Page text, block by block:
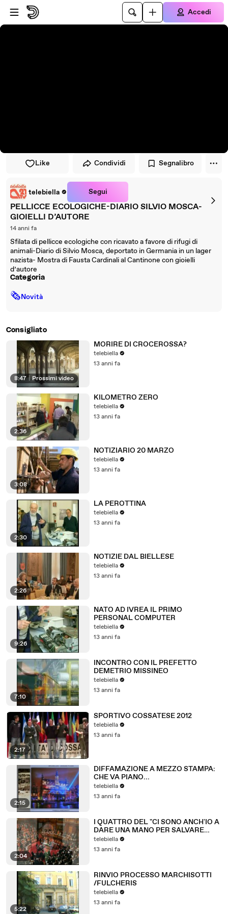
Vai al lettore
Passa al contenuto principale
Accedi
Like Condividi Segnalibro
telebiella Segui
PELLICCE ECOLOGICHE-DIARIO SILVIO MOSCA-
GIOIELLI D’AUTORE
14 anni fa
Sfilata di pellicce ecologiche con ricavato a favore di rifugi di
animali-Diario di Silvio Mosca, deportato in Germania in un lager
nazista- Mostra di Fausta Cardinali al Cantinone con gioielli
d’autore
Categoria
🗞Novità
Consigliato
8:47 | Prossimi video
MORIRE DI CROCEROSSA?
telebiella
13 anni fa
2:36
KILOMETRO ZERO
telebiella
13 anni fa
3:08
NOTIZIARIO 20 MARZO
telebiella
13 anni fa
2:30
LA PEROTTINA
telebiella
13 anni fa
2:26
NOTIZIE DAL BIELLESE
telebiella
13 anni fa
9:26
NATO AD IVREA IL PRIMO
PERSONAL COMPUTER
telebiella
13 anni fa
7:10
INCONTRO CON IL PREFETTO
DEMETRIO MISSINEO
telebiella
13 anni fa
2:17
SPORTIVO COSSATESE 2012
telebiella
13 anni fa
2:15
DIFFAMAZIONE A MEZZO STAMPA:
CHE VA PIANO...
telebiella
13 anni fa
2:04
I QUATTRO DEL "CI SONO ANCH'IO A
DARE UNA MANO PER SALVARE
L'ITALIA
telebiella
13 anni fa
5:22
RINVIO PROCESSO MARCHISOTTI
/FULCHERIS
telebiella
13 anni fa